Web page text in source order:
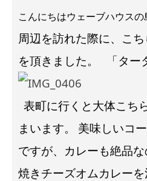
こんにちはウェーブハウスの
周辺を訪れた際に、こ
を頂きました。
「ター
表町に行くと大体こち
まいます。
美味しいコ
ですが、カレーも絶品な
焼きチーズオムカレーを